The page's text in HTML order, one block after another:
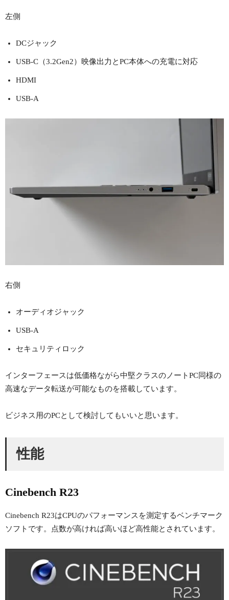
左側
DCジャック
USB-C（3.2Gen2）映像出力とPC本体への充電に対応
HDMI
USB-A
右側
オーディオジャック
USB-A
セキュリティロック
インターフェースは低価格ながら中堅クラスのノートPC同様の
高速なデータ転送が可能なものを搭載しています。
ビジネス用のPCとして検討してもいいと思います。
性能
Cinebench R23
Cinebench R23はCPUのパフォーマンスを測定するベンチマーク
ソフトです。点数が高ければ高いほど高性能とされています。